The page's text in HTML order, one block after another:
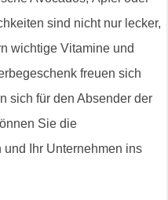
sind nicht nur lecker,
wichtige Vitamine und
freuen sich
sich für den Absender der
Sie die
Ihr Unternehmen ins